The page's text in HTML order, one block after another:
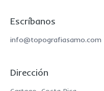
Escríbanos
info@topografiasamo.com
Dirección